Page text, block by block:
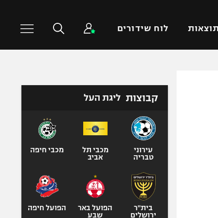
תוצאות לוח שידורים
טניס
כדורעף
ספורט אולימפי
קבוצות ליגת העל
עירוני
טבריה
מכבי תל
אביב
מכבי חיפה
בית"ר
ירושלים
הפועל באר
שבע
הפועל חיפה